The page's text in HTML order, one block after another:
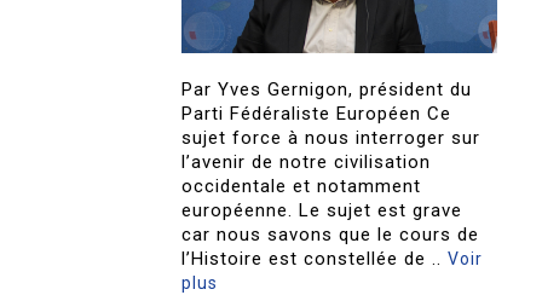
Par Yves Gernigon, président du
Parti Fédéraliste Européen Ce
sujet force à nous interroger sur
l’avenir de notre civilisation
occidentale et notamment
européenne. Le sujet est grave
car nous savons que le cours de
l’Histoire est constellée de ..Voir
plus